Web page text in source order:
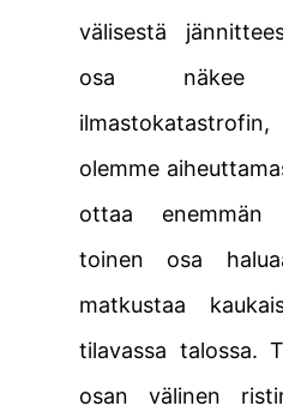
välisestä
osa näkee
olemme
ottaa enemmän
toinen osa
matkustaa
tilavassa talossa.
osan välinen